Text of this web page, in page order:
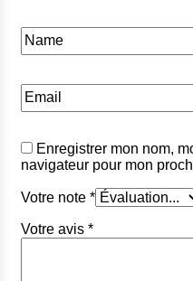
Enregistrer mon nom,
navigateur pour mon
Votre note *
Votre avis *